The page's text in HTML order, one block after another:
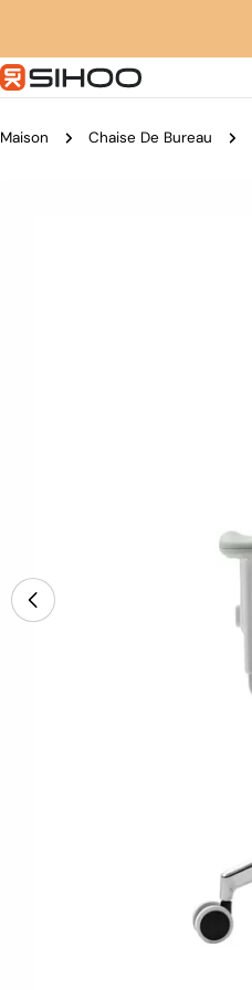
contenu
Maison Chaise De Bureau
le média 11 en mode modal